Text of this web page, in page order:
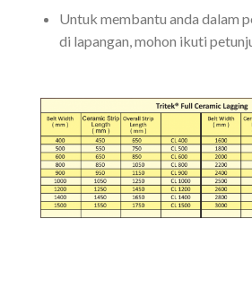
Untuk membantu anda dalam
di lapangan, mohon ikuti